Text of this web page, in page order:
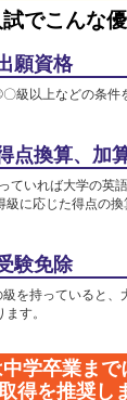
でこんな優
願資格
級以上などの条件
点換算、加
ていれば大学の英
級に応じた得点の
験免除
を持っていると、
す。
学卒業まで
得を推奨し